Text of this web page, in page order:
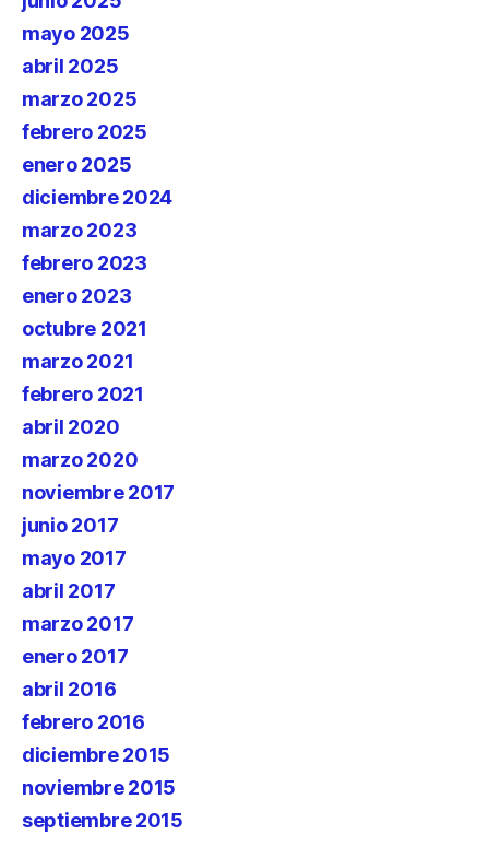
mayo 2025
abril 2025
marzo 2025
febrero 2025
enero 2025
diciembre 2024
marzo 2023
febrero 2023
enero 2023
octubre 2021
marzo 2021
febrero 2021
abril 2020
marzo 2020
noviembre 2017
junio 2017
mayo 2017
abril 2017
marzo 2017
enero 2017
abril 2016
febrero 2016
diciembre 2015
noviembre 2015
septiembre 2015